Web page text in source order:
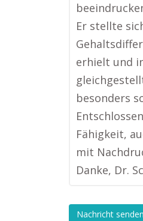
Er stellte
erhielt und
besonders
Fähigkeit,
mit
Danke, Dr.
Nachricht senden